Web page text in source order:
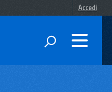
Accedi